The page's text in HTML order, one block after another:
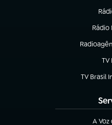
Rádio
(abre em
TV
TV Brasil
(abre em
A Voz